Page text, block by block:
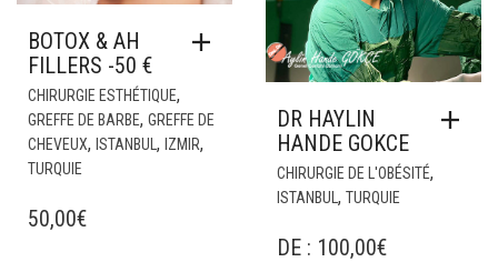
BOTOX & AH
FILLERS -50 €
CHIRURGIE ESTHÉTIQUE,
GREFFE DE BARBE, GREFFE DE
CHEVEUX, ISTANBUL, IZMIR,
TURQUIE
50,00€
DR HAYLIN
HANDE GOKCE
CHIRURGIE DE L'OBÉSITÉ,
ISTANBUL , TURQUIE
DE : 100,00€